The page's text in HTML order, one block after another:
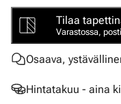
Tilaa
Varastossa,
Osaava,
Hintatakuu - aina